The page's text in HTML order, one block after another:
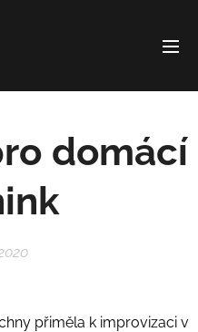
domácí
přiměla k improvizaci v